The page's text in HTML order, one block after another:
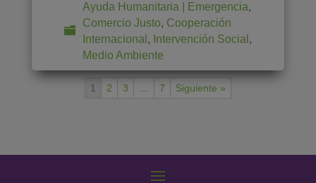
Ayuda Humanitaria | Emergencia,
Comercio Justo, Cooperación
Internacional , Intervención Social ,
Medio Ambiente
1 2 3 7 Siguiente »